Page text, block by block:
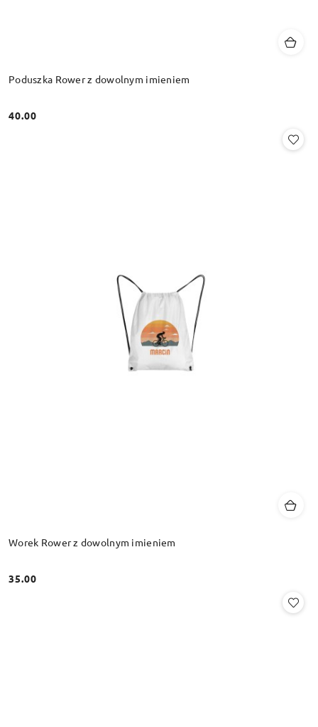
Poduszka Rower z dowolnym imieniem
Cena:
40.00
Worek Rower z dowolnym imieniem
Cena:
35.00